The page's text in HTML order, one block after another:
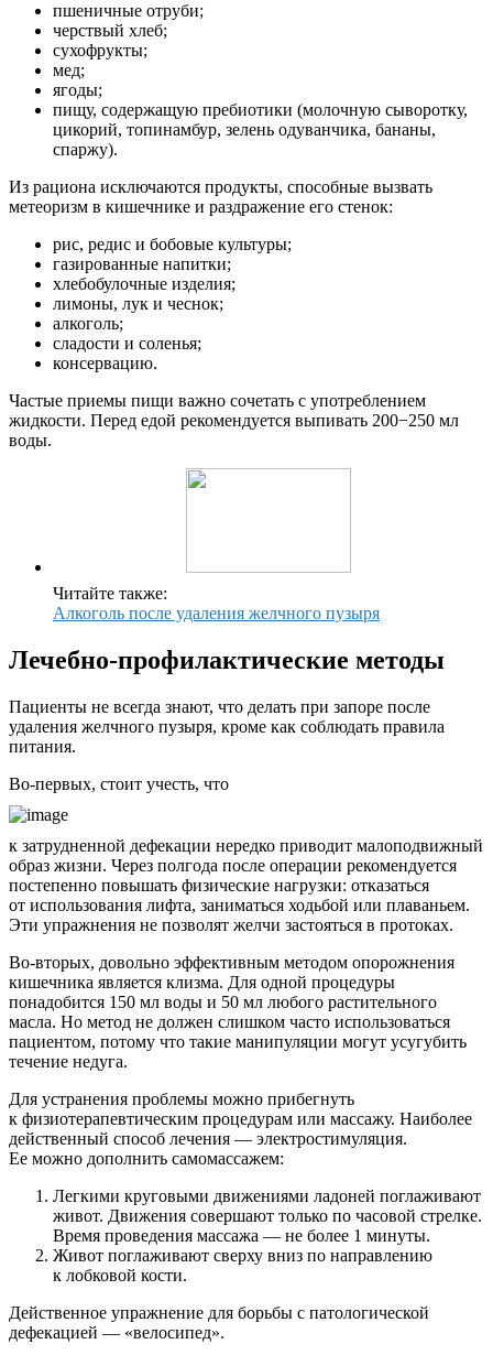
пшеничные отруби;
черствый хлеб;
сухофрукты;
мед;
ягоды;
пищу, содержащую пребиотики (молочную сыворотку,
цикорий, топинамбур, зелень одуванчика, бананы,
спаржу).
Из рациона исключаются продукты, способные вызвать
метеоризм в кишечнике и раздражение его стенок:
рис, редис и бобовые культуры;
газированные напитки;
хлебобулочные изделия;
лимоны, лук и чеснок;
алкоголь;
сладости и соленья;
консервацию.
Частые приемы пищи важно сочетать с употреблением
жидкости. Перед едой рекомендуется выпивать 200−250 мл
воды.
Читайте также:
Алкоголь после удаления желчного пузыря
Лечебно-профилактические методы
Пациенты не всегда знают, что делать при запоре после
удаления желчного пузыря, кроме как соблюдать правила
питания.
Во-первых, стоит учесть, что
к затрудненной дефекации нередко приводит малоподвижный
образ жизни. Через полгода после операции рекомендуется
постепенно повышать физические нагрузки: отказаться
от использования лифта, заниматься ходьбой или плаваньем.
Эти упражнения не позволят желчи застояться в протоках.
Во-вторых, довольно эффективным методом опорожнения
кишечника является клизма. Для одной процедуры
понадобится 150 мл воды и 50 мл любого растительного
масла. Но метод не должен слишком часто использоваться
пациентом, потому что такие манипуляции могут усугубить
течение недуга.
Для устранения проблемы можно прибегнуть
к физиотерапевтическим процедурам или массажу. Наиболее
действенный способ лечения — электростимуляция.
Ее можно дополнить самомассажем:
Легкими круговыми движениями ладоней поглаживают
живот. Движения совершают только по часовой стрелке.
Время проведения массажа — не более 1 минуты.
Живот поглаживают сверху вниз по направлению
к лобковой кости.
Действенное упражнение для борьбы с патологической
дефекацией — «велосипед».